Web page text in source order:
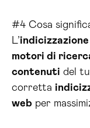
#4 Cosa
L’indicizzazione
motori di
contenuti del
corretta
web per